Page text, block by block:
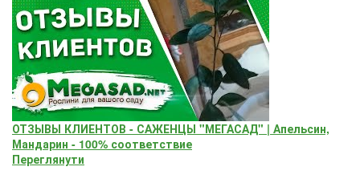
ОТЗЫВЫ КЛИЕНТОВ - САЖЕНЦЫ "МЕГАСАД" | Апельсин,
Мандарин - 100% соответствие
Переглянути